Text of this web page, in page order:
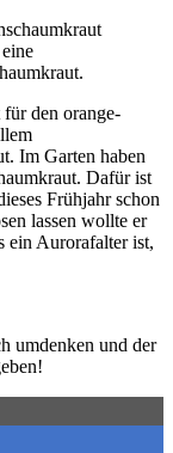
den orange-
Im Garten haben
Dafür ist
Frühjahr schon
lassen wollte er
ein Aurorafalter ist,
umdenken und der